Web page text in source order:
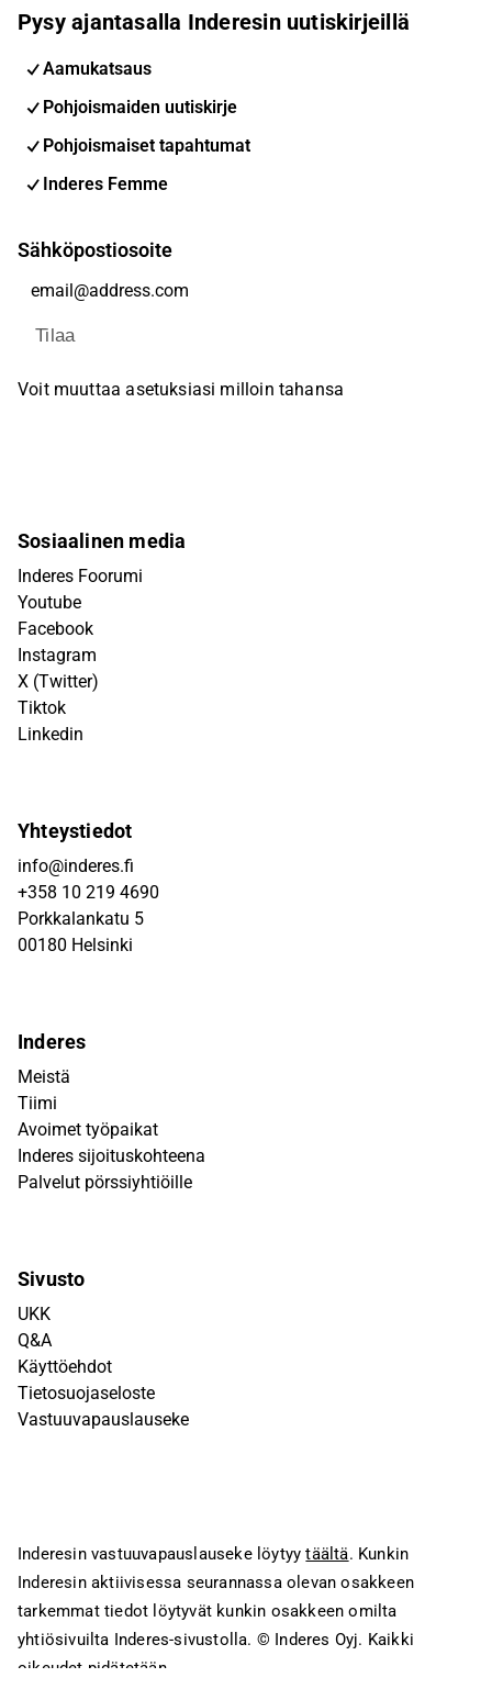
Pysy ajantasalla Inderesin uutiskirjeillä
Aamukatsaus
Pohjoismaiden uutiskirje
Pohjoismaiset tapahtumat
Inderes Femme
Sähköpostiosoite
Tilaa
Voit muuttaa asetuksiasi milloin tahansa
Sosiaalinen media
Inderes Foorumi
Youtube
Facebook
Instagram
X (Twitter)
Tiktok
Linkedin
Yhteystiedot
info@inderes.fi
+358 10 219 4690
Porkkalankatu 5
00180 Helsinki
Inderes
Meistä
Tiimi
Avoimet työpaikat
Inderes sijoituskohteena
Palvelut pörssiyhtiöille
Sivusto
UKK
Q&A
Käyttöehdot
Tietosuojaseloste
Vastuuvapauslauseke
Inderesin vastuuvapauslauseke löytyytäältä. Kunkin
Inderesin aktiivisessa seurannassa olevan osakkeen
tarkemmat tiedot löytyvät kunkin osakkeen omilta
yhtiösivuilta Inderes-sivustolla. © Inderes Oyj. Kaikki
oikeudet pidätetään.